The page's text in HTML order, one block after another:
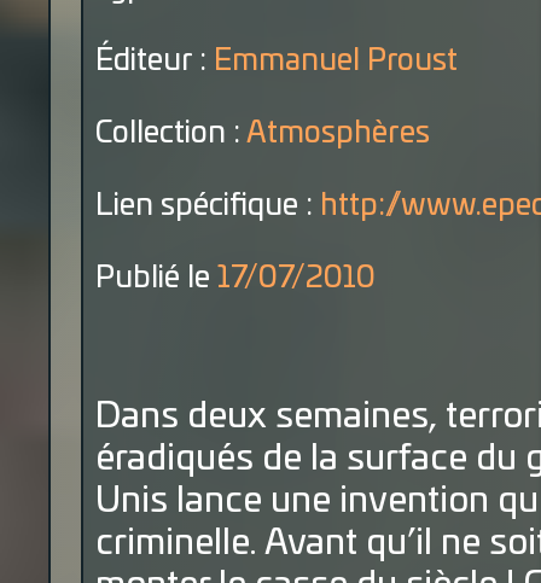
Éditeur : Emmanuel Proust
Collection : Atmosphères
Lien spécifique : http://
Publié le 17/07/2010
Dans deux semaines,
éradiqués de la surface du
Unis lance une invention
criminelle. Avant qu’il ne